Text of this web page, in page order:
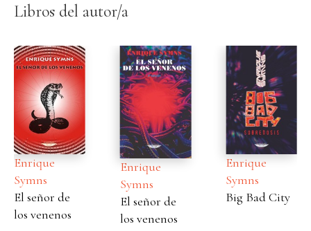
Libros del autor/a
de
El señor de
los venenos
Enrique
Big Bad City